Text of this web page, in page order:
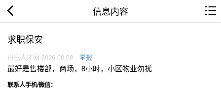
信息内容
求职保安
丹巴人才网 2026.08.08 举报
最好是售楼部，商场，8小时，小区物业勿扰
联系人手机/微信：